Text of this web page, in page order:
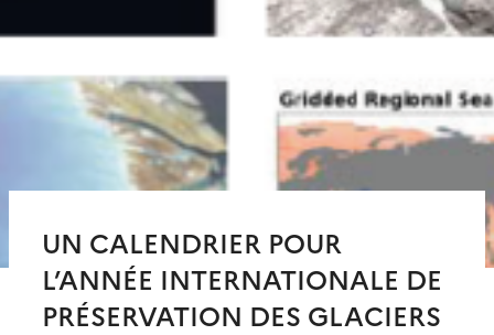
UN CALENDRIER POUR
L’ANNÉE INTERNATIONALE DE
PRÉSERVATION DES GLACIERS